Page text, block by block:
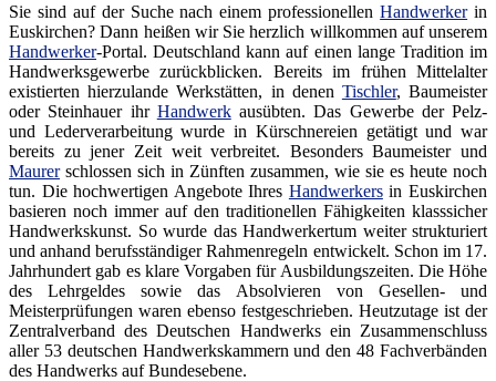
Sie sind auf der Suche nach einem professionellenHandwerkerin
Euskirchen? Dann heißen wir Sie herzlich willkommen auf unserem
Handwerker-Portal. Deutschland kann auf einen lange Tradition im
Handwerksgewerbe zurückblicken. Bereits im frühen Mittelalter
existierten hierzulande Werkstätten, in denen Tischler, Baumeister
oder Steinhauer ihr Handwerkausübten. Das Gewerbe der Pelz-
und Lederverarbeitung wurde in Kürschnereien getätigt und war
bereits zu jener Zeit weit verbreitet. Besonders Baumeister und
Maurerschlossen sich in Zünften zusammen, wie sie es heute noch
tun. Die hochwertigen Angebote Ihres Handwerkersin Euskirchen
basieren noch immer auf den traditionellen Fähigkeiten klasssicher
Handwerkskunst. So wurde das Handwerkertum weiter strukturiert
und anhand berufsständiger Rahmenregeln entwickelt. Schon im 17.
Jahrhundert gab es klare Vorgaben für Ausbildungszeiten. Die Höhe
des Lehrgeldes sowie das Absolvieren von Gesellen- und
Meisterprüfungen waren ebenso festgeschrieben. Heutzutage ist der
Zentralverband des Deutschen Handwerks ein Zusammenschluss
aller 53 deutschen Handwerkskammern und den 48 Fachverbänden
des Handwerks auf Bundesebene.